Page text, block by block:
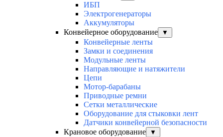
ИБП
Электрогенераторы
Аккумуляторы
Конвейерное оборудование
▼
Конвейерные ленты
Замки и соединения
Модульные ленты
Направляющие и натяжители
Цепи
Мотор-барабаны
Приводные ремни
Сетки металлические
Оборудование для стыковки лент
Датчики конвейерной безопасности
Крановое оборудование
▼